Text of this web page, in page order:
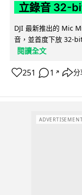
立錄音 32-
DJI 最新推出的 Mic
音，並首度下放 32-
閱讀全文
251 1 ↗ 分